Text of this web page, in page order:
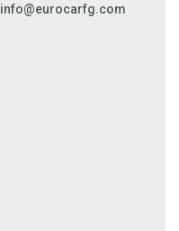
info@eurocarfg.com